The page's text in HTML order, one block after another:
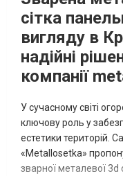
найнижчих...
сітка
вигляду в
надійні
компанії
У сучасному світі
ключову роль у
естетики територій.
«Metallosetka»
зварної металевої 3d